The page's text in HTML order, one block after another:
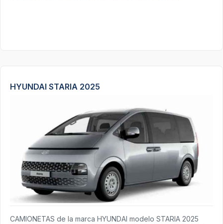
HYUNDAI STARIA 2025
CAMIONETAS de la marca HYUNDAI modelo STARIA 2025